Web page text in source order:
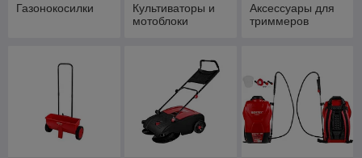
Газонокосилки
Культиваторы и
мотоблоки
Аксессуары для
триммеров